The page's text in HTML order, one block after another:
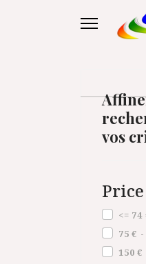
vos
Price
<= 74
75 €
150 €